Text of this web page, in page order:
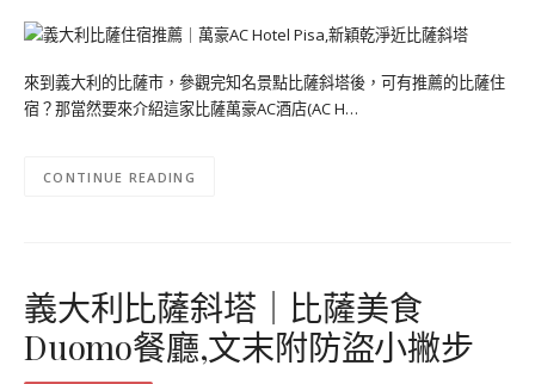
來到義大利的比薩市，參觀完知名景點比薩斜塔後，可有推薦的比薩住
宿？那當然要來介紹這家比薩萬豪AC酒店(AC H…
CONTINUE READING
義大利比薩斜塔｜比薩美食
Duomo餐廳,文末附防盜小撇步